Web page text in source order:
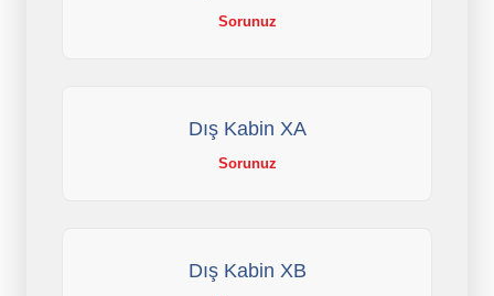
Sorunuz
Dış Kabin XA
Sorunuz
Dış Kabin XB